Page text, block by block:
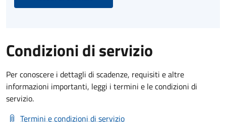
Condizioni di servizio
Per conoscere i dettagli di scadenze, requisiti e altre
informazioni importanti, leggi i termini e le condizioni di
servizio.
Termini e condizioni di servizio